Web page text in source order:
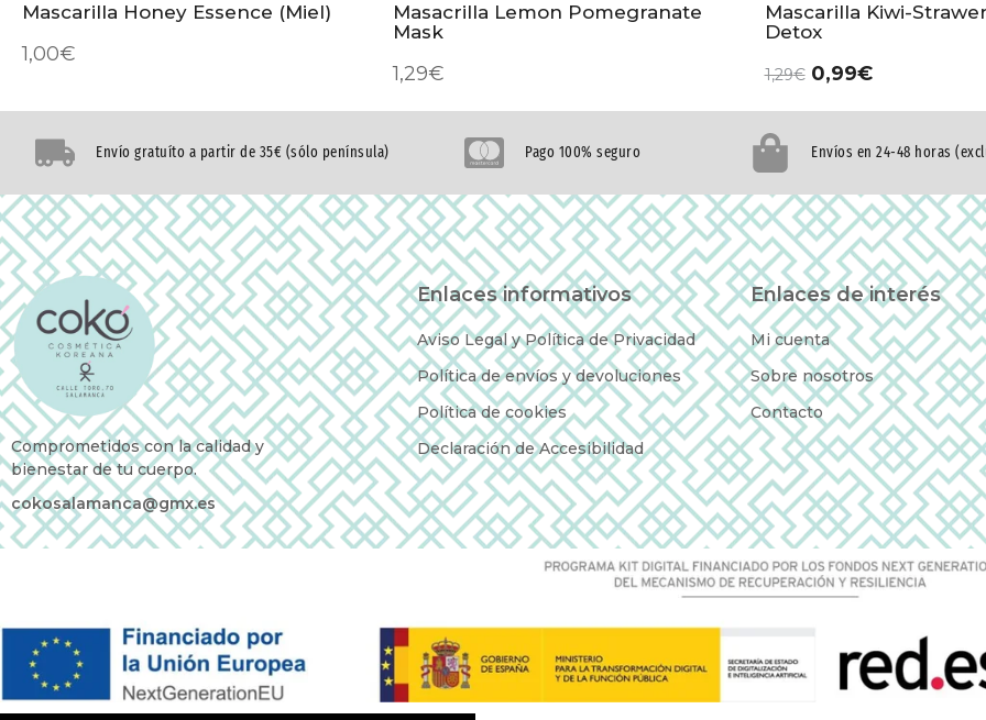
Mascarilla Honey Essence (Miel)
1,00€
Masacrilla Lemon Pomegranate
Mask
1,29€
Mascarilla Kiwi-
Detox
1,29€ 0,99€
Envío gratuíto a partir de 35€ (sólo península) Pago 100% seguro Envíos en 24-48 horas
Comprometidos con la calidad y
bienestar de tu cuerpo.
cokosalamanca@gmx.es
Enlaces informativos
Aviso Legal y Política de Privacidad
Política de envíos y devoluciones
Política de cookies
Declaración de Accesibilidad
Enlaces de interés
Mi cuenta
Sobre nosotros
Contacto